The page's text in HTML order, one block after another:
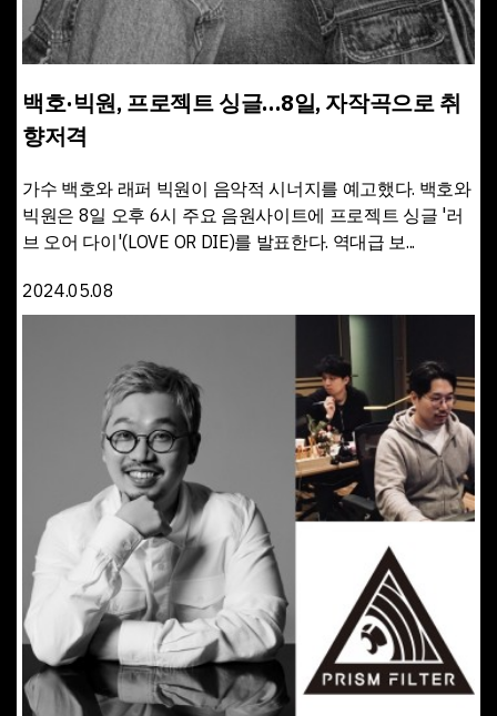
백호·빅원, 프로젝트 싱글…8일, 자작곡으로 취
향저격
가수 백호와 래퍼 빅원이 음악적 시너지를 예고했다. 백호와
빅원은 8일 오후 6시 주요 음원사이트에 프로젝트 싱글 '러
브 오어 다이'(LOVE OR DIE)를 발표한다. 역대급 보...
2024.05.08